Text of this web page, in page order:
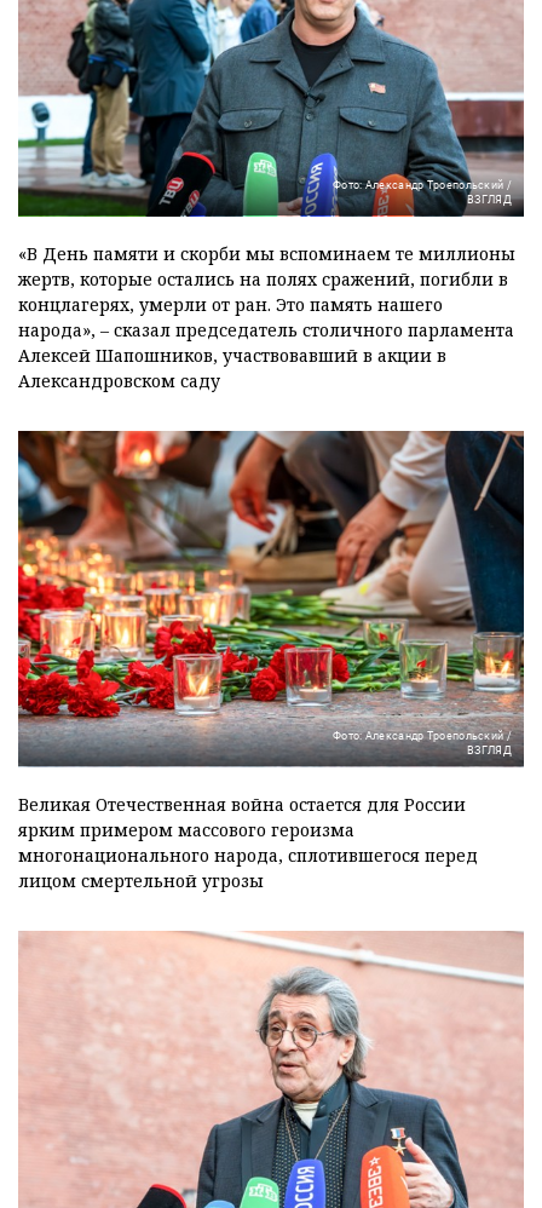
Фото: Александр Троепольский /
ВЗГЛЯД
«В День памяти и скорби мы вспоминаем те миллионы
жертв, которые остались на полях сражений, погибли в
концлагерях, умерли от ран. Это память нашего
народа», – сказал председатель столичного парламента
Алексей Шапошников, участвовавший в акции в
Александровском саду
Фото: Александр Троепольский /
ВЗГЛЯД
Великая Отечественная война остается для России
ярким примером массового героизма
многонационального народа, сплотившегося перед
лицом смертельной угрозы